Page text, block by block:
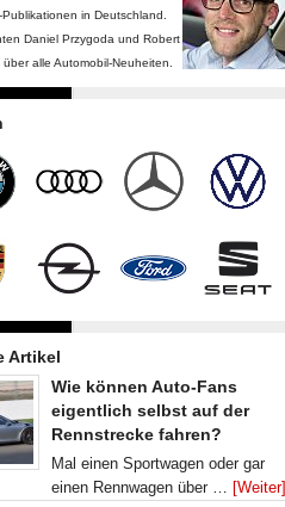
in Deutschland.
Daniel Przygoda und Robert
alle Automobil-Neuheiten.
Artikel
Wie können Auto-Fans
eigentlich selbst auf der
Rennstrecke fahren?
Mal einen Sportwagen oder gar
einen Rennwagen über … [Weiter]